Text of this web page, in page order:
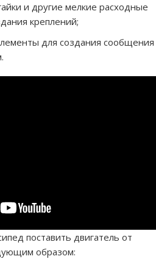
и другие мелкие расходные
креплений;
для создания сообщения
поставить двигатель от
образом: